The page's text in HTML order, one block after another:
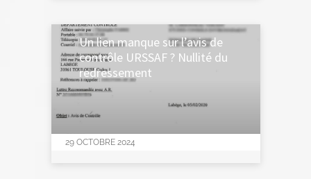
29 OCTOBRE 2024
Un lien manque sur l’avis de
contrôle URSSAF ? Nullité du
redressement